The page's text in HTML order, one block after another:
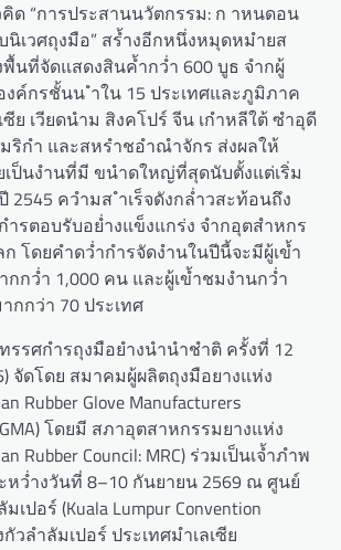
ด “การประสานนวัตกรรม: ก าหนดอน
เวศถุงมือ” สร้ำงอีกหนึ่งหมุดหมำยส
นที่จัดแสดงสินค้ำกว่ำ 600 บูธ จำกผู้
ค์กรชั้นน ำใน 15 ประเทศและภูมิภาค
ย เวียดนำม สิงคโปร์ จีน เกำหลีใต้ ซำอุดี
มริกำ และสหรำชอำณำจักร ส่งผลให้
ยเป็นงำนที่มี ขนำดใหญ่ที่สุดนับตั้งแต่เริ่ม
2545 ควำมส ำเร็จดังกล่ำวสะท้อนถึง
รตอบรับอย่ำงแข็งแกร่ง จำกอุตสำหกร
โดยคำดว่ำกำรจัดงำนในปีนี้จะมีผู้เข้ำ
กว่ำ 1,000 คน และผู้เข้ำชมงำนกว่ำ
กกว่า 70 ประเทศ
รศกำรถุงมือยำงนำนำชำติ ครั้งที่ 12
จัดโดย สมาคมผู้ผลิตถุงมือยางแห่ง
Rubber Glove Manufacturers
โดยมี สภาอุตสาหกรรมยางแห่ง
Rubber Council: MRC) ร่วมเป็นเจ้ำภำพ
ว่ำงวันที่ 8–10 กันยายน 2569 ณ ศูนย์
ปอร์ (Kuala Lumpur Convention
กัวลำลัมเปอร์ ประเทศมำเลเซีย